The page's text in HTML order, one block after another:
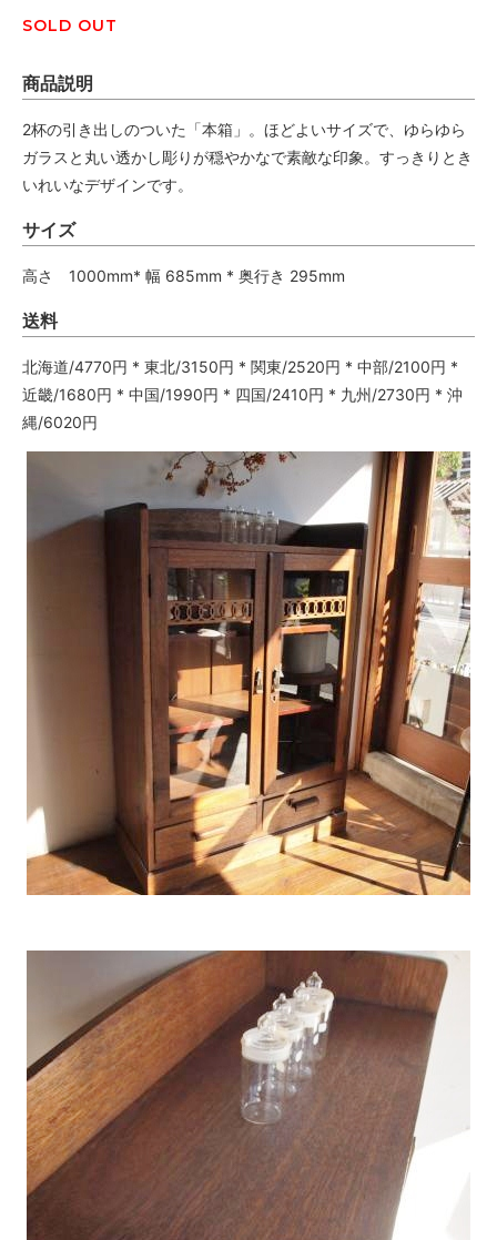
SOLD OUT
商品説明
2杯の引き出しのついた「本箱」。ほどよいサイズで、ゆらゆら
ガラスと丸い透かし彫りが穏やかなで素敵な印象。すっきりとき
いれいなデザインです。
サイズ
高さ 1000mm* 幅 685mm * 奥行き 295mm
送料
北海道/4770円 * 東北/3150円 * 関東/2520円 * 中部/2100円 *
近畿/1680円 * 中国/1990円 * 四国/2410円 * 九州/2730円 * 沖
縄/6020円